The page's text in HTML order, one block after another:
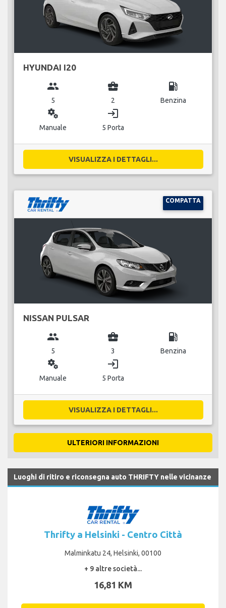
HYUNDAI I20
group
5
business_center
2
local_gas_station
Benzina
miscellaneous_services
Manuale
login
5 Porta
VISUALIZZA I DETTAGLI...
COMPATTA
NISSAN PULSAR
group
5
business_center
3
local_gas_station
Benzina
miscellaneous_services
Manuale
login
5 Porta
VISUALIZZA I DETTAGLI...
ULTERIORI INFORMAZIONI
Luoghi di ritiro e riconsegna auto THRIFTY nelle vicinanze
Thrifty a Helsinki - Centro Città
Malminkatu 24, Helsinki, 00100
+ 9 altre società...
16,81 KM